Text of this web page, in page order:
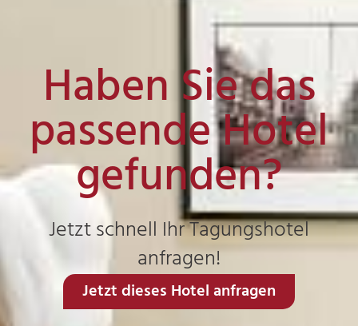
Haben Sie das
passende Hotel
gefunden?
Jetzt schnell Ihr Tagungshotel
anfragen!
Jetzt dieses Hotel anfragen